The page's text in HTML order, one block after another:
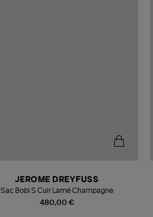
480,00 €
JEROME DREYFUSS
Sac Bobi S Cuir Lamé Champagne